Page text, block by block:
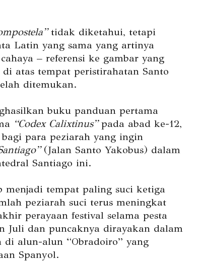
tidak diketahui, tetapi
Latin yang sama yang artinya
– referensi ke gambar yang
atas tempat peristirahatan Santo
ditemukan.
buku panduan pertama
“Codex Calixtinus”pada abad ke-12,
para peziarah yang ingin
(Jalan Santo Yakobus) dalam
Santiago ini.
tempat paling suci ketiga
peziarah suci terus meningkat
perayaan festival selama pesta
Juli dan puncaknya dirayakan dalam
di alun-alun “Obradoiro” yang
Spanyol.